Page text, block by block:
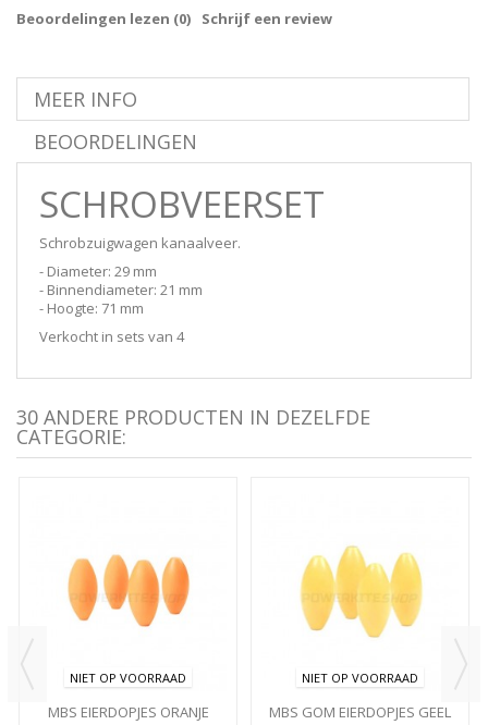
Beoordelingen lezen (0) Schrijf een review
MEER INFO
BEOORDELINGEN
SCHROBVEERSET
Schrobzuigwagen kanaalveer.
- Diameter: 29 mm
- Binnendiameter: 21 mm
- Hoogte: 71 mm
Verkocht in sets van 4
30 ANDERE PRODUCTEN IN DEZELFDE
CATEGORIE:
NIET OP VOORRAAD
MBS EIERDOPJES ORANJE
NIET OP VOORRAAD
MBS GOM EIERDOPJES GEEL